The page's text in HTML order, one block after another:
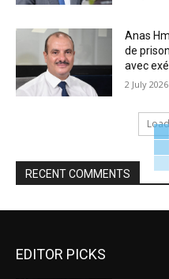
Anas
de
avec
2 July 2026
RECENT COMMENTS
EDITOR PICKS